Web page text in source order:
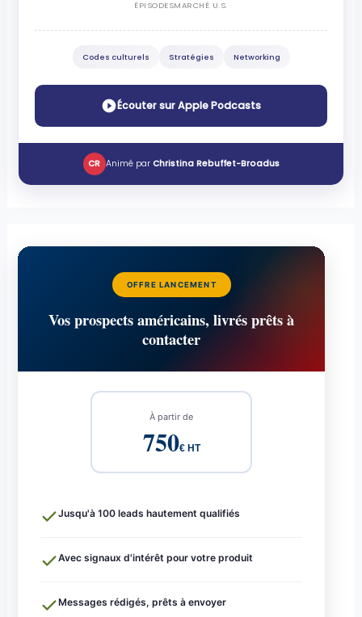
ÉPISODESMARCHÉ U.S.
Codes culturels Stratégies Networking
Écouter sur Apple Podcasts
CR Animé par Christina Rebuffet-Broadus
OFFRE LANCEMENT
Vos prospects américains, livrés prêts à
contacter
À partir de
750€ HT
Jusqu'à 100 leads hautement qualifiés
Avec signaux d'intérêt pour votre produit
Messages rédigés, prêts à envoyer